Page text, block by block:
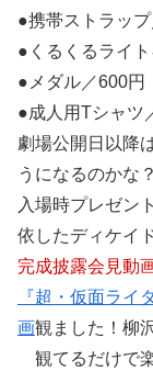
●携帯ストラッ
●くるくるライ
●メダル／600円
●成人用Tシャツ
劇場公開日以降は
うになるのかな
入場時プレゼン
依したディケイ
完成披露会見動
『超・仮面ライ
画観ました！柳
観てるだけで